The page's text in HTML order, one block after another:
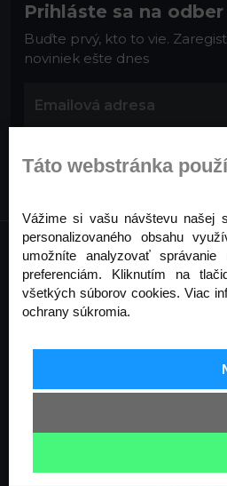
Prihláste sa na
Buďte prvý, kto to vie.
noviniek ešte dnes
Odstúpenie
Cookies
Obchodné
Reklamačné
Táto webstránka
Vážime si vašu návštevu našej
personalizovaného obsahu
umožníte analyzovať
preferenciám. Kliknutím na
všetkých súborov cookies. Viac
ochrany súkromia.